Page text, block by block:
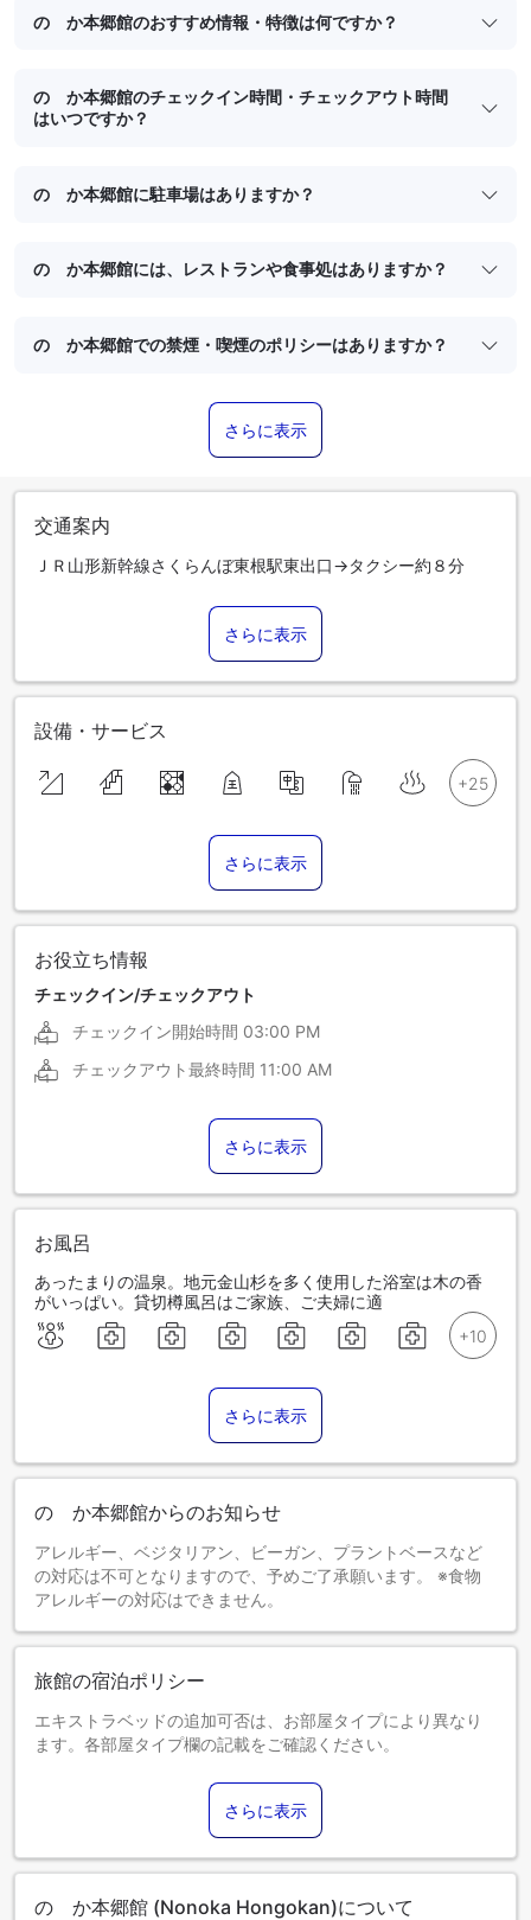
のゝか本郷館のおすすめ情報・特徴は何ですか？
のゝか本郷館のチェックイン時間・チェックアウト時間
はいつですか？
のゝか本郷館に駐車場はありますか？
のゝか本郷館には、レストランや食事処はありますか？
のゝか本郷館での禁煙・喫煙のポリシーはありますか？
さらに表示
交通案内
ＪＲ山形新幹線さくらんぼ東根駅東出口→タクシー約８分
さらに表示
設備・サービス
さらに表示
お役立ち情報
チェックイン/チェックアウト
チェックイン開始時間 03:00 PM
チェックアウト最終時間 11:00 AM
さらに表示
お風呂
あったまりの温泉。地元金山杉を多く使用した浴室は木の香
がいっぱい。貸切樽風呂はご家族、ご夫婦に適
さらに表示
のゝか本郷館からのお知らせ
アレルギー、ベジタリアン、ビーガン、プラントベースなど
の対応は不可となりますので、予めご了承願います。 ※食物
アレルギーの対応はできません。
旅館の宿泊ポリシー
エキストラベッドの追加可否は、お部屋タイプにより異なり
ます。各部屋タイプ欄の記載をご確認ください。
さらに表示
のゝか本郷館 (Nonoka Hongokan)について